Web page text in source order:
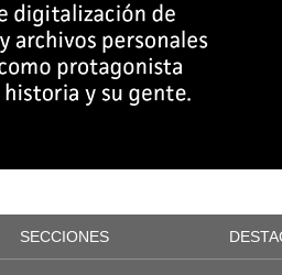
SECCIONES